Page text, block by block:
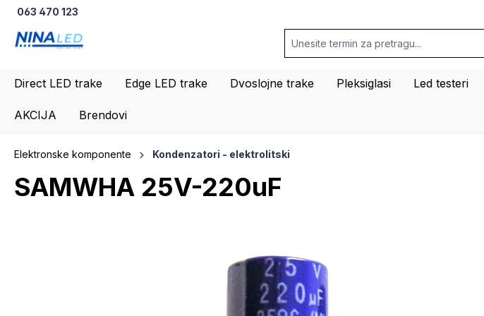
pretragu Preskoči na glavnu navigaciju
063 470 123
Direct LED trake Edge LED trake Dvoslojne trake Pleksiglasi Led testeri
AKCIJA Brendovi
Elektronske komponente Kondenzatori - elektrolitski
SAMWHA 25V-220uF